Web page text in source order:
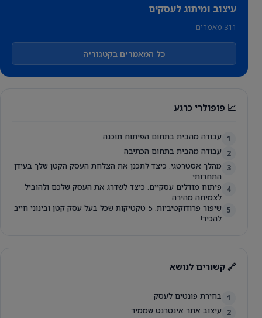
עיצוב ומיתוג לעסקים
311 מאמרים
כל המאמרים בקטגוריה
📈 פופולרי כרגע
1 עבודה מהבית בתחום הפיתוח תוכנה
2 עבודה מהבית בתחום הכתיבה
3
מהלך אסטרטגי: כיצד לתכנן את הצלחת העסק הקטן שלך בעידן
התחרותי
4
פיתוח מודלים עסקיים: כיצד לשדרג את העסק שלכם ולהוביל
לצמיחה מהירה
5
שיפור פרודוקטיביות: 5 טקטיקות שכל בעל עסק קטן ובינוני חייב
להכיר!
🔗 קשורים לנושא
1 בחירת פונטים לעסק
2 עיצוב אתר אינטרנט שממיר